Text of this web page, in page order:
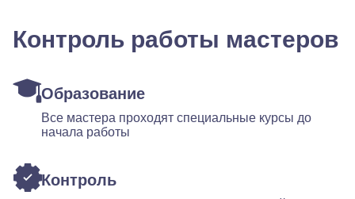
Контроль работы мастеров
Образование
Все мастера проходят специальные курсы до
начала работы
Контроль